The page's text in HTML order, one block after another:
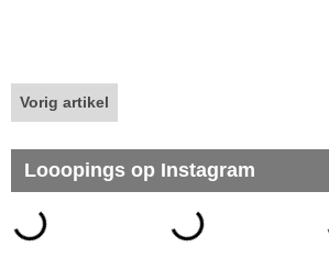
Vorig artikel
Looopings op Instagram